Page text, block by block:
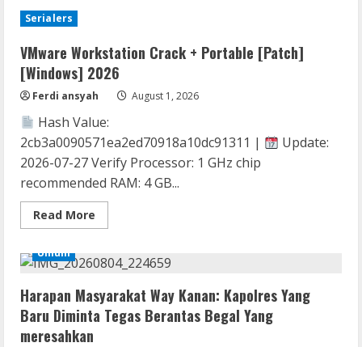
UHD
AVC
Uncut
YIFY
Torr𝐞nt
Serialers
VMware Workstation Crack + Portable [Patch]
[Windows] 2026
Ferdi ansyah August 1, 2026
Hash Value:
2cb3a0090571ea2ed70918a10dc91311 |
Update:
2026-07-27 Verify Processor: 1 GHz chip
recommended RAM: 4 GB...
Read More
more
Workstation
Crack
Portable
[Patch]
[Windows]
2026
Umum
Harapan Masyarakat Way Kanan: Kapolres Yang
Baru Diminta Tegas Berantas Begal Yang
meresahkan